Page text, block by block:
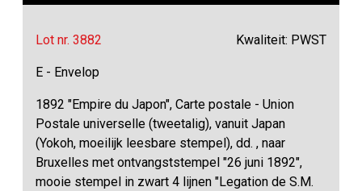
Lot nr. 3882 Kwaliteit: PWST
E - Envelop
1892 "Empire du Japon", Carte postale - Union
Postale universelle (tweetalig), vanuit Japan
(Yokoh, moeilijk leesbare stempel), dd. , naar
Bruxelles met ontvangststempel "26 juni 1892",
mooie stempel in zwart 4 lijnen "Legation de S.M.